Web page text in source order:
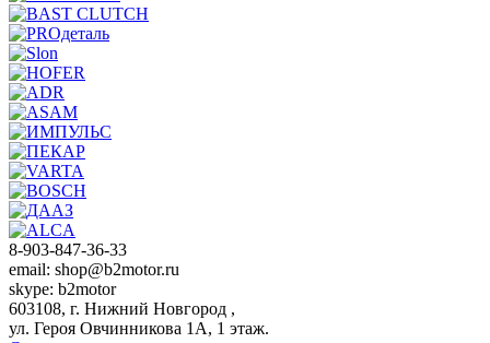
8-903-847-36-33
email: shop@b2motor.ru
skype: b2motor
603108, г. Нижний Новгород ,
ул. Героя Овчинникова 1А, 1 этаж.